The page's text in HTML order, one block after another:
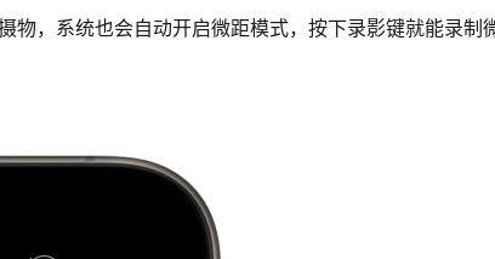
物，系统也会自动开启微距模式，按下录影键就能录制